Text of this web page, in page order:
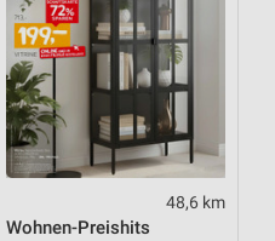
48,6 km
Wohnen-Preishits